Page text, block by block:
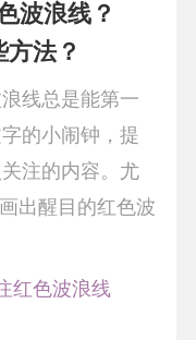
波浪线？
法？
线总是能第一
的小闹钟，提
注的内容。尤
出醒目的红色波
红色波浪线